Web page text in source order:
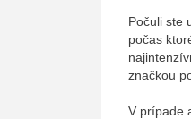
Počuli ste
počas
značkou
V prípade